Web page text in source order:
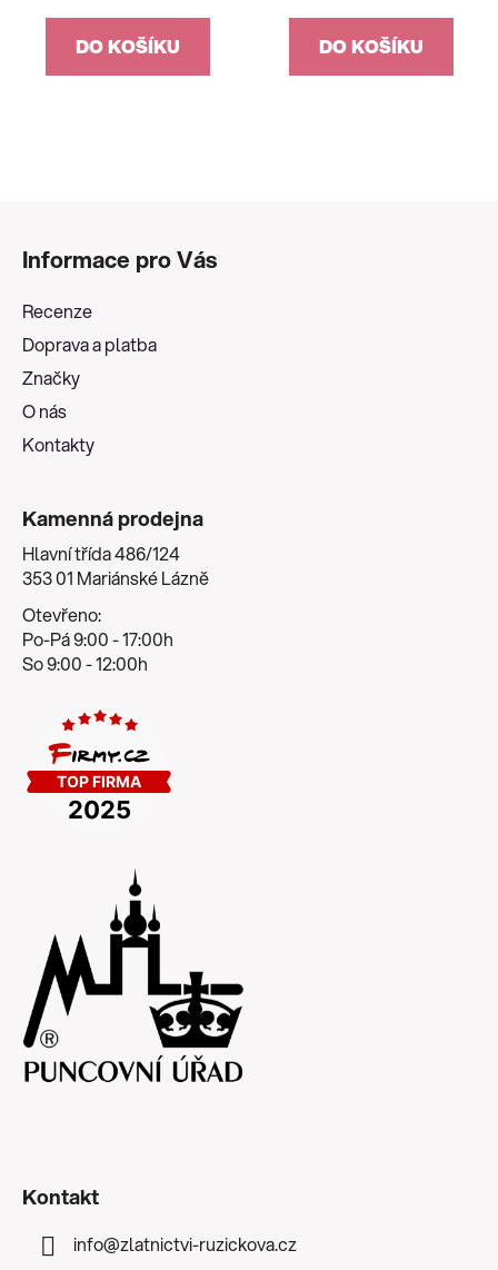
DO KOŠÍKU DO KOŠÍKU
Informace pro Vás
Recenze
Doprava a platba
Značky
O nás
Kontakty
Kamenná prodejna
Hlavní třída 486/124
353 01 Mariánské Lázně
Otevřeno:
Po-Pá 9:00 - 17:00h
So 9:00 - 12:00h
Kontakt
info@zlatnictvi-ruzickova.cz